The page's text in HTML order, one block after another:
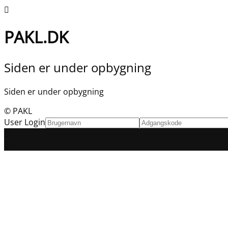
PAKL.DK
Siden er under opbygning
Siden er under opbygning
© PAKL
User Login